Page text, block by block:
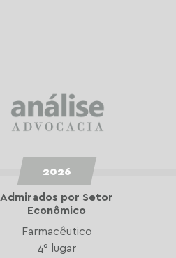
2026
Admirados por Setor
Econômico
Farmacêutico
4° lugar